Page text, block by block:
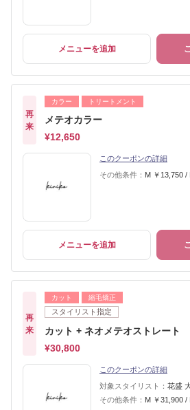
メニューを追加
再
来
カラー トリートメント
メテオカラー
¥12,650
このクーポンの詳細
その他条件： M ￥13,750 /
メニューを追加
再
来
カット 縮毛矯正
スタイリスト指定
カット + ネオメテオストレート
¥30,800
このクーポンの詳細
対象スタイリスト： 花盛
その他条件： M ￥31,900 /